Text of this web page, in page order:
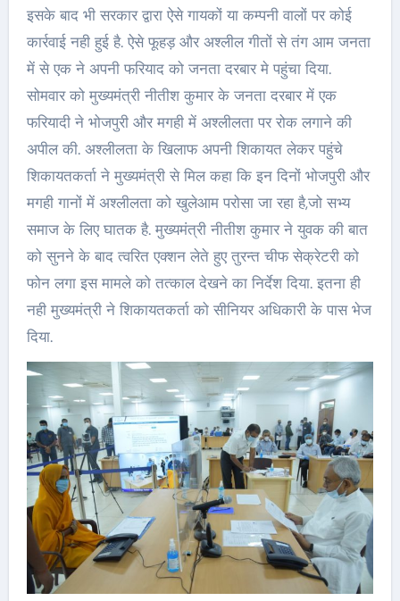
इसके बाद भी सरकार द्वारा ऐसे गायकों या कम्पनी वालों पर कोई
कार्रवाई नही हुई है. ऐसे फूहड़ और अश्लील गीतों से तंग आम जनता
में से एक ने अपनी फरियाद को जनता दरबार मे पहुंचा दिया.
सोमवार को मुख्यमंत्री नीतीश कुमार के जनता दरबार में एक
फरियादी ने भोजपुरी और मगही में अश्लीलता पर रोक लगाने की
अपील की. अश्लीलता के खिलाफ अपनी शिकायत लेकर पहुंचे
शिकायतकर्ता ने मुख्यमंत्री से मिल कहा कि इन दिनों भोजपुरी और
मगही गानों में अश्लीलता को खुलेआम परोसा जा रहा है,जो सभ्य
समाज के लिए घातक है. मुख्यमंत्री नीतीश कुमार ने युवक की बात
को सुनने के बाद त्वरित एक्शन लेते हुए तुरन्त चीफ सेक्रेटरी को
फोन लगा इस मामले को तत्काल देखने का निर्देश दिया. इतना ही
नही मुख्यमंत्री ने शिकायतकर्ता को सीनियर अधिकारी के पास भेज
दिया.